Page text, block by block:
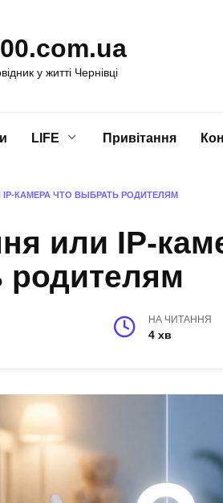
у житті Чернівці
LIFE Привітання
КАМЕРА ЧТО ВЫБРАТЬ РОДИТЕЛЯМ
или IP-
родителям
НА ЧИТАННЯ
4 хв